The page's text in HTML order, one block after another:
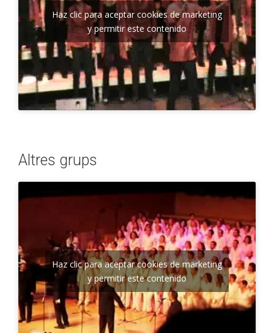
Haz clic para aceptar cookies de marketing
y permitir este contenido
Altres grups
Haz clic para aceptar cookies de marketing
y permitir este contenido